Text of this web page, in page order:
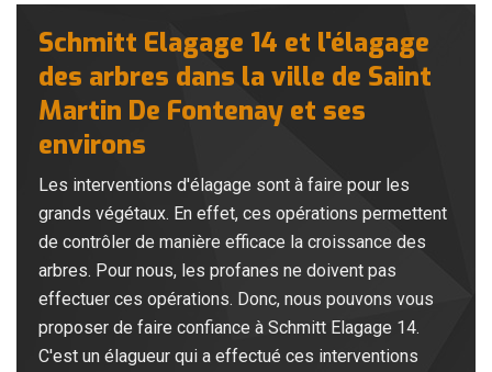
Schmitt Elagage 14 et l'élagage
des arbres dans la ville de Saint
Martin De Fontenay et ses
environs
Les interventions d'élagage sont à faire pour les
grands végétaux. En effet, ces opérations permettent
de contrôler de manière efficace la croissance des
arbres. Pour nous, les profanes ne doivent pas
effectuer ces opérations. Donc, nous pouvons vous
proposer de faire confiance à Schmitt Elagage 14.
C'est un élagueur qui a effectué ces interventions